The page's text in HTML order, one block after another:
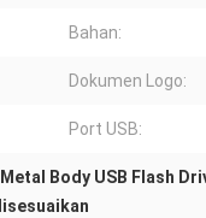
Bahan:
Dokumen Logo:
Port USB:
Metal Body USB Flash